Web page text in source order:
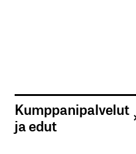
Kumppanipalvelut
ja edut